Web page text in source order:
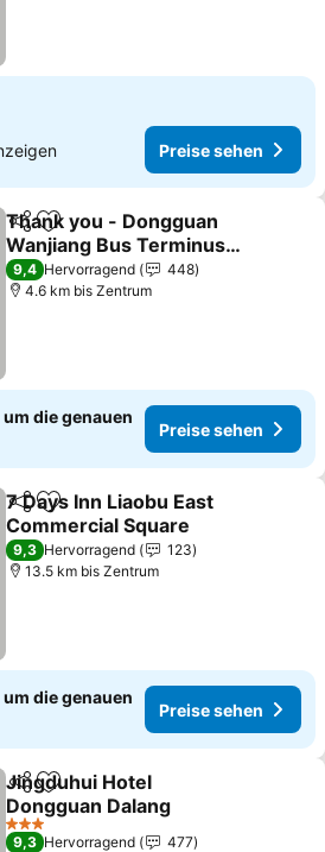
Preise sehen
TeilenZu Favoriten hinzufügen
Thank you - Dongguan
Wanjiang Bus Terminus
Station
Preise sehen
9,4 Hervorragend
448
4.6 km bis Zentrum
die genauen
Preise sehen
TeilenZu Favoriten hinzufügen
7 Days Inn Liaobu East
Commercial Square
Preise sehen
9,3 Hervorragend
123
13.5 km bis Zentrum
die genauen
Preise sehen
TeilenZu Favoriten hinzufügen
Jingduhui Hotel
Dongguan Dalang
Preise sehen
3 Sterne
9,3 Hervorragend
477